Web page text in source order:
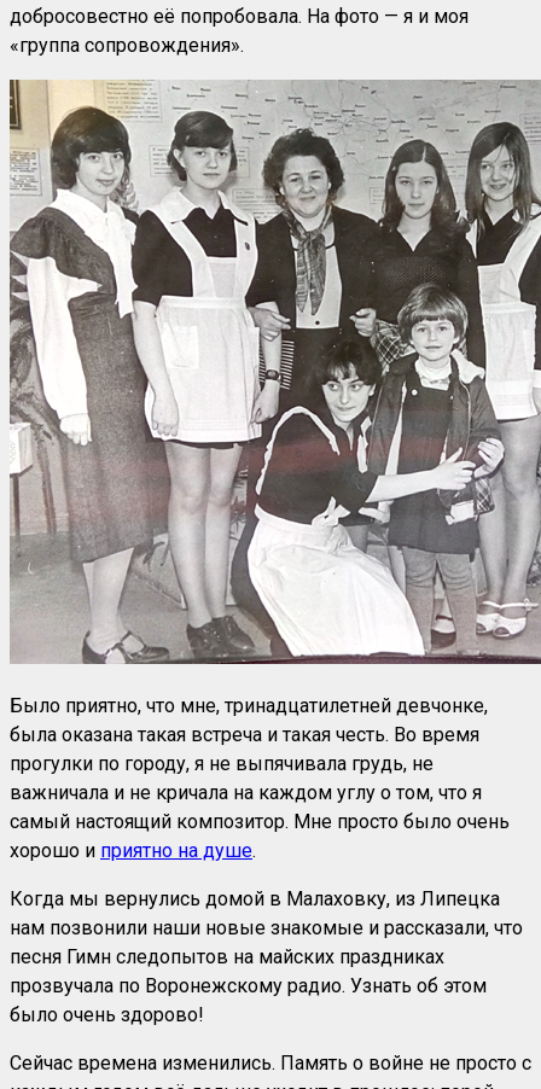
добросовестно её попробовала. На фото — я и моя
«группа сопровождения».
Было приятно, что мне, тринадцатилетней девчонке,
была оказана такая встреча и такая честь. Во время
прогулки по городу, я не выпячивала грудь, не
важничала и не кричала на каждом углу о том, что я
самый настоящий композитор. Мне просто было очень
хорошо и приятно на душе.
Когда мы вернулись домой в Малаховку, из Липецка
нам позвонили наши новые знакомые и рассказали, что
песня Гимн следопытов на майских праздниках
прозвучала по Воронежскому радио. Узнать об этом
было очень здорово!
Сейчас времена изменились. Память о войне не просто с